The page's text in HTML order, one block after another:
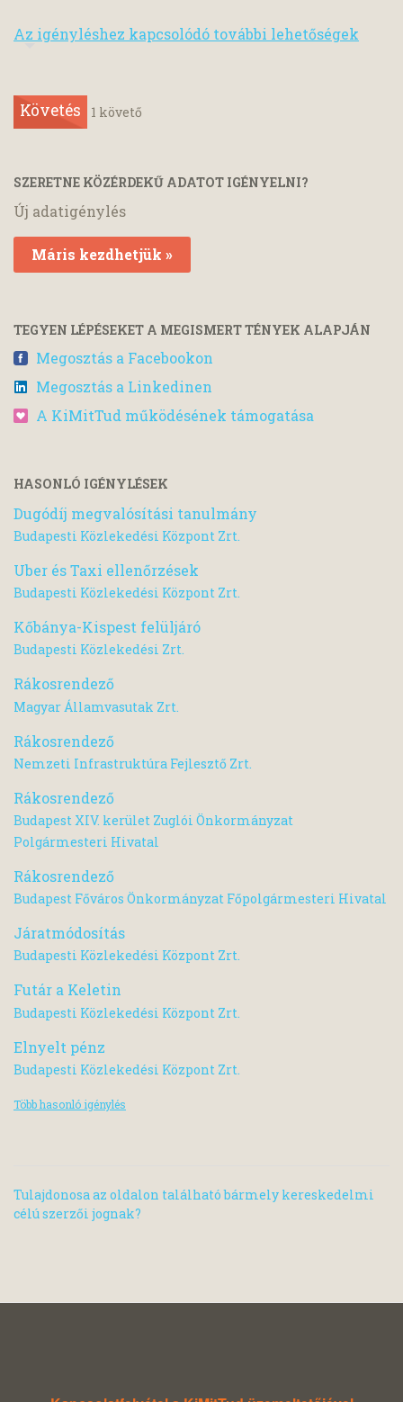
Az igényléshez kapcsolódó további lehetőségek
Követés 1 követő
SZERETNE KÖZÉRDEKŰ ADATOT IGÉNYELNI?
Új adatigénylés
Máris kezdhetjük »
TEGYEN LÉPÉSEKET A MEGISMERT TÉNYEK ALAPJÁN
Megosztás a Facebookon
Megosztás a Linkedinen
A KiMitTud működésének támogatása
HASONLÓ IGÉNYLÉSEK
Dugódíj megvalósítási tanulmány
Budapesti Közlekedési Központ Zrt.
Uber és Taxi ellenőrzések
Budapesti Közlekedési Központ Zrt.
Kőbánya-Kispest felüljáró
Budapesti Közlekedési Zrt.
Rákosrendező
Magyar Államvasutak Zrt.
Rákosrendező
Nemzeti Infrastruktúra Fejlesztő Zrt.
Rákosrendező
Budapest XIV. kerület Zuglói Önkormányzat
Polgármesteri Hivatal
Rákosrendező
Budapest Főváros Önkormányzat Főpolgármesteri Hivatal
Járatmódosítás
Budapesti Közlekedési Központ Zrt.
Futár a Keletin
Budapesti Közlekedési Központ Zrt.
Elnyelt pénz
Budapesti Közlekedési Központ Zrt.
Több hasonló igénylés
Tulajdonosa az oldalon található bármely kereskedelmi
célú szerzői jognak?